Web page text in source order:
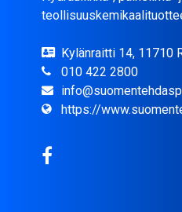
Kylänraitti 14, 11710
010 422 2800
https://